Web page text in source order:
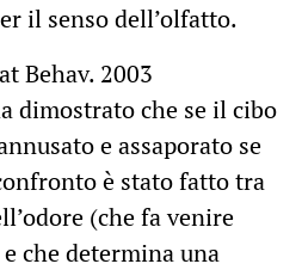
il senso dell’olfatto.
Behav. 2003
dimostrato che se il cibo
e assaporato se
è stato fatto tra
(che fa venire
che determina una